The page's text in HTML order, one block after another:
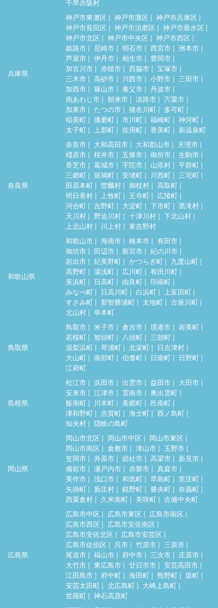
千早赤阪村
兵庫県
神戸市東灘区 神戸市灘区
神戸市兵庫区
神戸市長田区
神戸市須磨区
神戸市垂水区
神戸市北区
神戸市中央区
神戸市西区
姫路市
尼崎市 明石市 西宮市
洲本市
芦屋市
伊丹市 相生市
豊岡市
加古川市
赤穂市 西脇市
宝塚市
三木市
高砂市 川西市 小野市
三田市
加西市
篠山市 養父市
丹波市
南あわじ市
朝来市 淡路市
宍粟市
加東市
たつの市 猪名川町
多可町
稲美町
播磨町 市川町 福崎町
神河町
太子町
上郡町 佐用町 香美町 新温泉町
奈良県
奈良市 大和高田市 大和郡山市
天理市
橿原市
桜井市 五條市 御所市
生駒市
香芝市
葛城市 宇陀市 山添村
平群町
三郷町
斑鳩町 安堵町 川西町
三宅町
田原本町
曽爾村 御杖村
高取町
明日香村
上牧町 王寺町
広陵町
河合町
吉野町 大淀町 下市町
黒滝村
天川村
野迫川村 十津川村
下北山村
上北山村
川上村 東吉野村
和歌山県
和歌山市 海南市 橋本市
有田市
御坊市
田辺市 新宮市
紀の川市
岩出市
紀美野町 かつらぎ町
九度山町
高野町
湯浅町 広川町
有田川町
美浜町
日高町 由良町
印南町
みなべ町
日高川町 白浜町
上富田町
すさみ町
那智勝浦町 太地町
古座川町
北山村
串本町
鳥取県
鳥取市 米子市 倉吉市 境港市
岩美町
若桜町
智頭町 八頭町
三朝町
湯梨浜町
琴浦町 北栄町
日吉津村
大山町
南部町 伯耆町 日南町
日野町
江府町
島根県
松江市 浜田市 出雲市 益田市
大田市
安来市
江津市 雲南市
奥出雲町
飯南町
川本町 美郷町
邑南町
津和野町
吉賀町 海士町
西ノ島町
知夫村
隠岐の島町
岡山県
岡山市北区 岡山市中区
岡山市東区
岡山市南区
倉敷市 津山市
玉野市
笠岡市
井原市 総社市 高梁市
新見市
備前市
瀬戸内市 赤磐市
真庭市
美作市
浅口市 和気町 早島町
里庄町
矢掛町
新庄村 鏡野町 勝央町
奈義町
西粟倉村
久米南町 美咲町 吉備中央町
広島県
広島市中区 広島市東区
広島市南区
広島市西区
広島市安佐南区
広島市安佐北区
広島市安芸区
広島市佐伯区
呉市 竹原市
三原市
尾道市
福山市 府中市 三次市
庄原市
大竹市
東広島市 廿日市市
安芸高田市
江田島市
府中町 海田町 熊野町
坂町
安芸太田町
北広島町
大崎上島町
世羅町
神石高原町